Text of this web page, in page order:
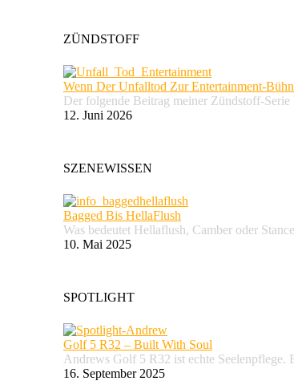
ZÜNDSTOFF
Wenn Der Unfalltod Zur Entertainment-
Der folgende Beitrag meiner Zündstoff-
12. Juni 2026
SZENEWISSEN
Bagged Bis HellaFlush
Was bedeutet Hellaflush, Camber oder
10. Mai 2025
SPOTLIGHT
Golf 5 R32 – Built With Soul
Andrews Golf 5 R32 ist echte
16. September 2025